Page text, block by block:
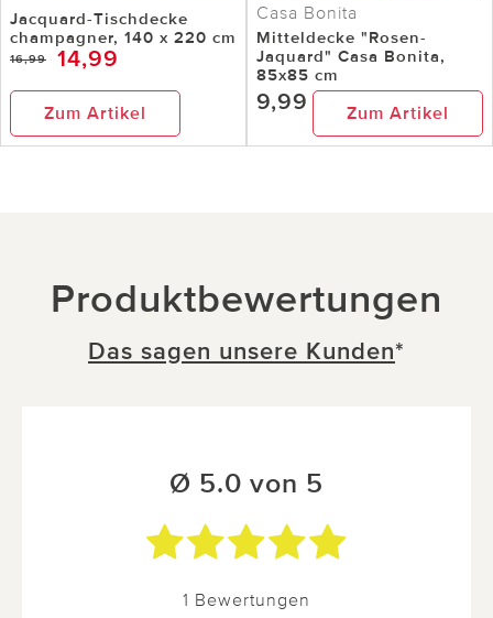
Jacquard-Tischdecke
champagner, 140 x 220 cm
16,99 14,99
Zum Artikel
Casa Bonita
Mitteldecke "Rosen-
Jaquard" Casa Bonita,
85x85 cm
9,99 Zum Artikel
Produktbewertungen
Das sagen unsere Kunden*
Ø 5.0 von 5
1 Bewertungen